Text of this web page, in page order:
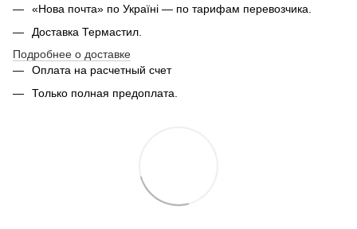
«Нова почта» по Україні — по тарифам перевозчика.
Доставка Термастил.
Подробнее о доставке
Оплата на расчетный счет
Только полная предоплата.